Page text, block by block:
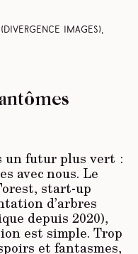
(Divergence images)
un futur plus vert :
avec nous. Le
start-up
d’arbres
depuis 2020),
est simple. Trop
et fantasmes,